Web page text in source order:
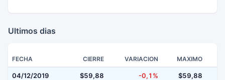
Ultimos dias
FECHA CIERRE VARIACION MAXIMO
04/12/2019 $59,88 -0,1% $59,88